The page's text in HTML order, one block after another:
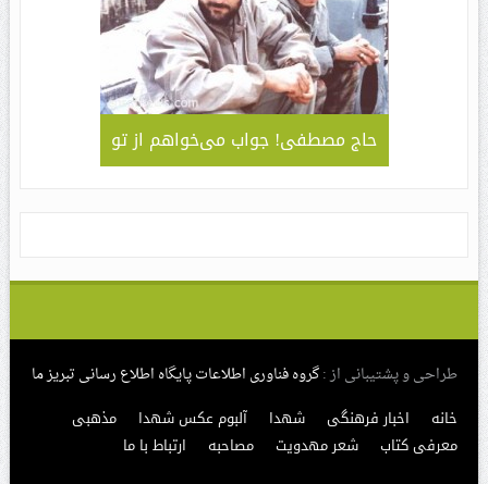
جلوه
سبک و
حاج مصطفی! جواب می‌خواهم از تو
– کاربردی
طراحی و پشتیبانی از :گروه فناوری اطلاعات پایگاه اطلاع رسانی تبریز ما
خانه
اخبار فرهنگی شهدا آلبوم عکس شهدا
مذهبی
معرفی کتاب
شعر مهدویت مصاحبه ارتباط با ما